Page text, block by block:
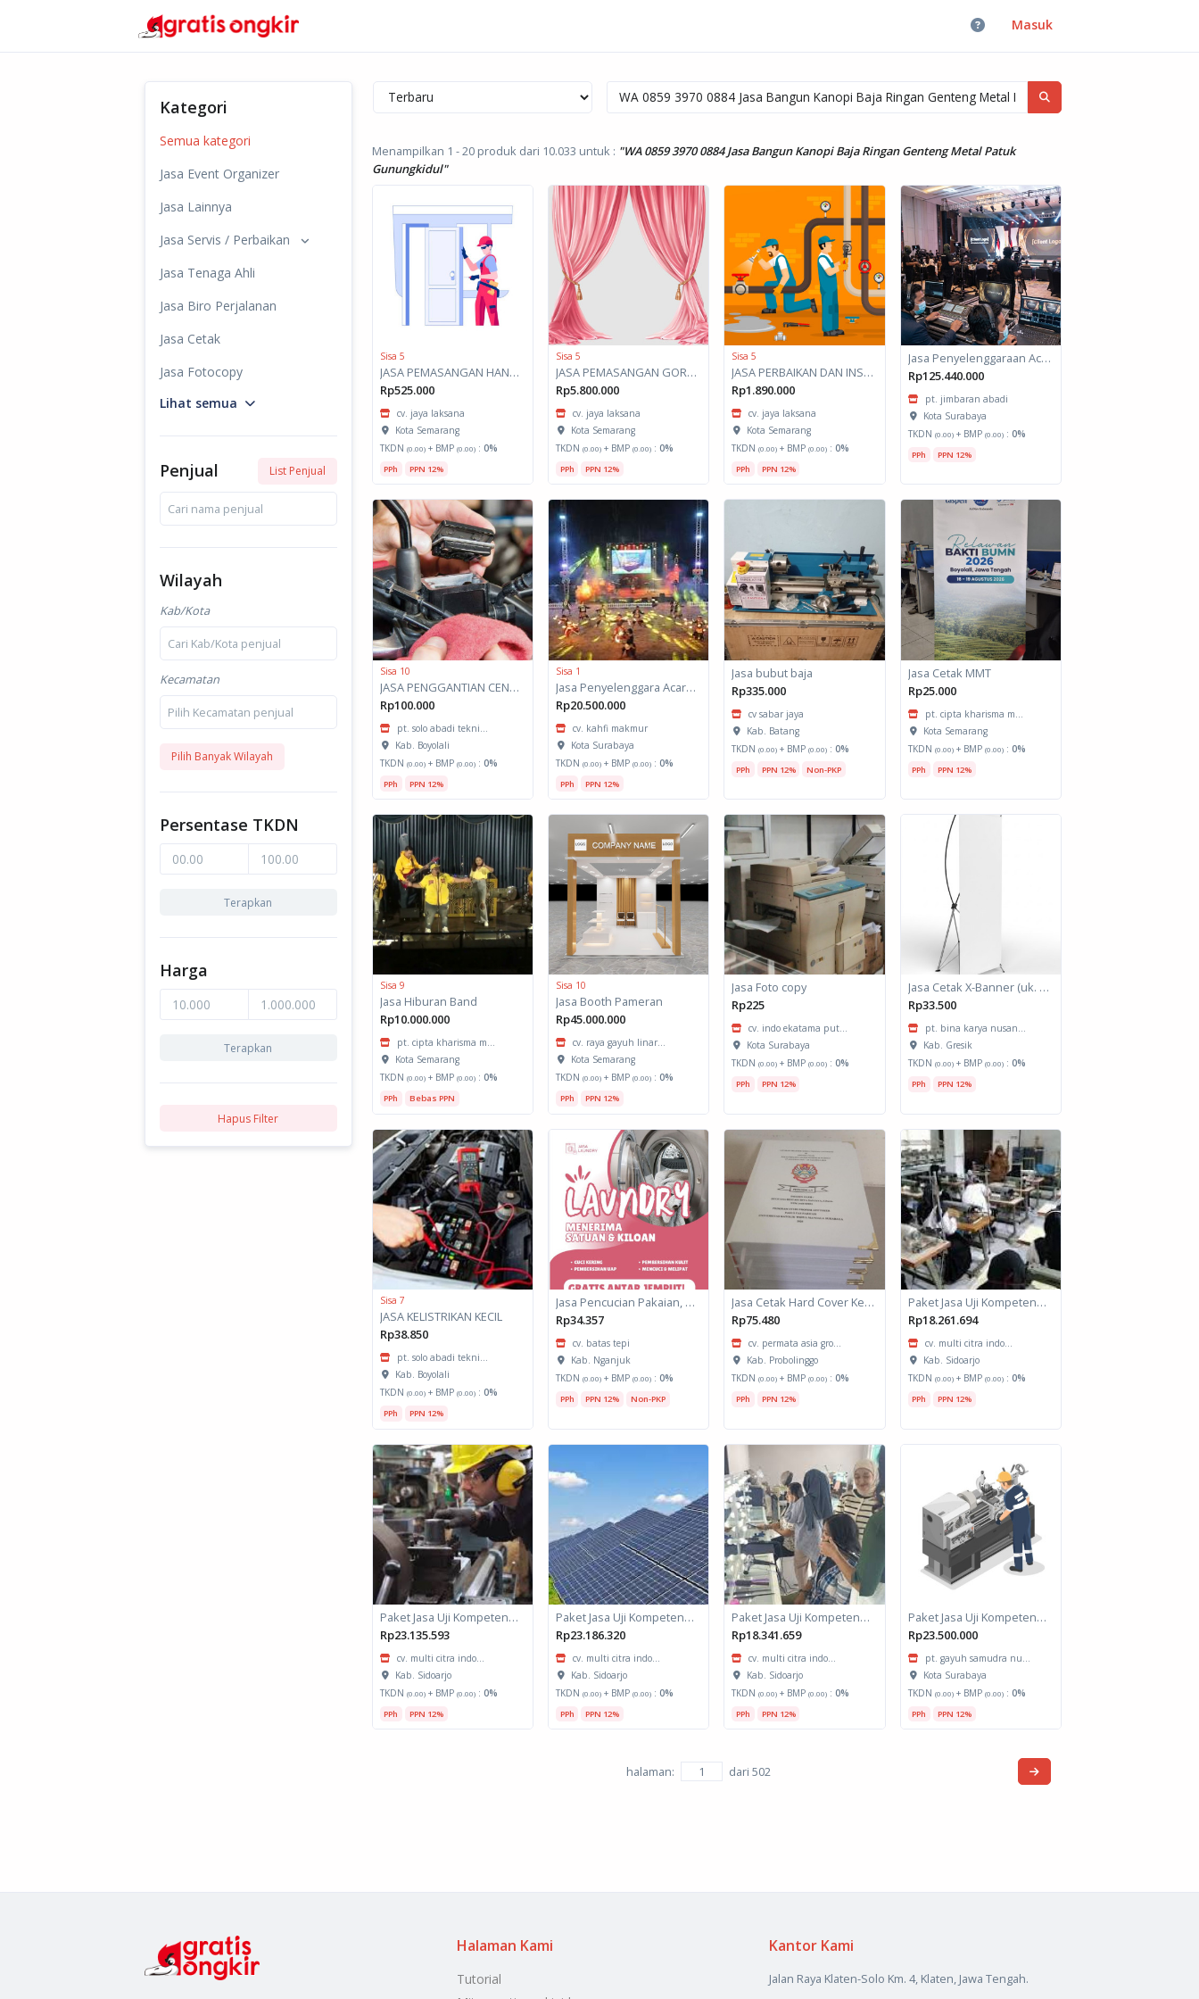
Masuk
Kategori
Semua kategori
Jasa Event Organizer
Jasa Lainnya
Jasa Servis / Perbaikan
Jasa Tenaga Ahli
Jasa Biro Perjalanan
Jasa Cetak
Jasa Fotocopy
Lihat semua
Penjual List Penjual
Cari nama penjual
Wilayah
Kab/Kota
Cari Kab/Kota penjual
Kecamatan
Pilih Kecamatan penjual
Pilih Banyak Wilayah
Persentase TKDN
Terapkan
Harga
Terapkan
Hapus Filter
Menampilkan 1 - 20 produk dari 10.033 untuk : "WA 0859 3970 0884 Jasa Bangun Kanopi Baja Ringan Genteng Metal Patuk
Gunungkidul"
Sisa 5
JASA PEMASANGAN HANDLE PINTU
Rp525.000
cv. jaya laksana
Kota Semarang
TKDN (0.00)+ BMP (0.00): 0%
PPh PPN 12%
Sisa 5
JASA PEMASANGAN GORDEN
Rp5.800.000
cv. jaya laksana
Kota Semarang
TKDN (0.00)+ BMP (0.00): 0%
PPh PPN 12%
Sisa 5
JASA PERBAIKAN DAN INSTALASI PIPA
Rp1.890.000
cv. jaya laksana
Kota Semarang
TKDN(0.00) + BMP(0.00) :0%
PPh PPN 12%
Jasa Penyelenggaraan Acara / Kegiatan: Paket Full-Service
Rp125.440.000
pt. jimbaran abadi
Kota Surabaya
TKDN (0.00)+ BMP (0.00): 0%
PPh PPN 12%
Sisa 10
JASA PENGGANTIAN CENTRAL REM
Rp100.000
pt. solo abadi tekni...
Kab. Boyolali
TKDN (0.00)+ BMP (0.00): 0%
PPh PPN 12%
Sisa 1
Jasa Penyelenggara Acara Produksi Musik Tari
Rp20.500.000
cv. kahfi makmur
Kota Surabaya
TKDN (0.00)+ BMP (0.00): 0%
PPh PPN 12%
Jasa bubut baja
Rp335.000
cv sabar jaya
Kab. Batang
TKDN(0.00) + BMP(0.00) :0%
PPh PPN 12% Non-PKP
Jasa Cetak MMT
Rp25.000
pt. cipta kharisma m...
Kota Semarang
TKDN (0.00)+ BMP (0.00): 0%
PPh PPN 12%
Sisa 9
Jasa Hiburan Band
Rp10.000.000
pt. cipta kharisma m...
Kota Semarang
TKDN (0.00)+ BMP (0.00): 0%
PPh Bebas PPN
Sisa 10
Jasa Booth Pameran
Rp45.000.000
cv. raya gayuh linar...
Kota Semarang
TKDN (0.00)+ BMP (0.00): 0%
PPh PPN 12%
Jasa Foto copy
Rp225
cv. indo ekatama put...
Kota Surabaya
TKDN(0.00) + BMP(0.00) :0%
PPh PPN 12%
Jasa Cetak X-Banner (uk. 60x160 cm)
Rp33.500
pt. bina karya nusan...
Kab. Gresik
TKDN (0.00)+ BMP (0.00): 0%
PPh PPN 12%
Sisa 7
JASA KELISTRIKAN KECIL
Rp38.850
pt. solo abadi tekni...
Kab. Boyolali
TKDN (0.00)+ BMP (0.00): 0%
PPh PPN 12%
Jasa Pencucian Pakaian, Alat Kesenian dan Kebudayaan, serta Alat Rumah Tangga
Rp34.357
cv. batas tepi
Kab. Nganjuk
TKDN (0.00)+ BMP (0.00): 0%
PPh PPN 12% Non-PKP
Jasa Cetak Hard Cover Kertas Sidu
Rp75.480
cv. permata asia gro...
Kab. Probolinggo
TKDN(0.00) + BMP(0.00) :0%
PPh PPN 12%
Paket Jasa Uji Kompetensi Kejuruan Menjahit Pakaian Wanita Dewasa
Rp18.261.694
cv. multi citra indo...
Kab. Sidoarjo
TKDN (0.00)+ BMP (0.00): 0%
PPh PPN 12%
Paket Jasa Uji Kompetensi Kejuruan Pengoperasian Mesin Bubut
Rp23.135.593
cv. multi citra indo...
Kab. Sidoarjo
TKDN (0.00)+ BMP (0.00): 0%
PPh PPN 12%
Paket Jasa Uji Kompetensi Kejuruan PLTS Off Grid
Rp23.186.320
cv. multi citra indo...
Kab. Sidoarjo
TKDN (0.00)+ BMP (0.00): 0%
PPh PPN 12%
Paket Jasa Uji Kompetensi Kejuruan Merias Wajah
Rp18.341.659
cv. multi citra indo...
Kab. Sidoarjo
TKDN(0.00) + BMP(0.00) :0%
PPh PPN 12%
Paket Jasa Uji Kompetensi Kejuruan Pengoperasian Mesin Bubut
Rp23.500.000
pt. gayuh samudra nu...
Kota Surabaya
TKDN (0.00)+ BMP (0.00): 0%
PPh PPN 12%
halaman: dari 502
Halaman Kami
Tutorial
Kantor Kami
Jalan Raya Klaten-Solo Km. 4, Klaten, Jawa Tengah.